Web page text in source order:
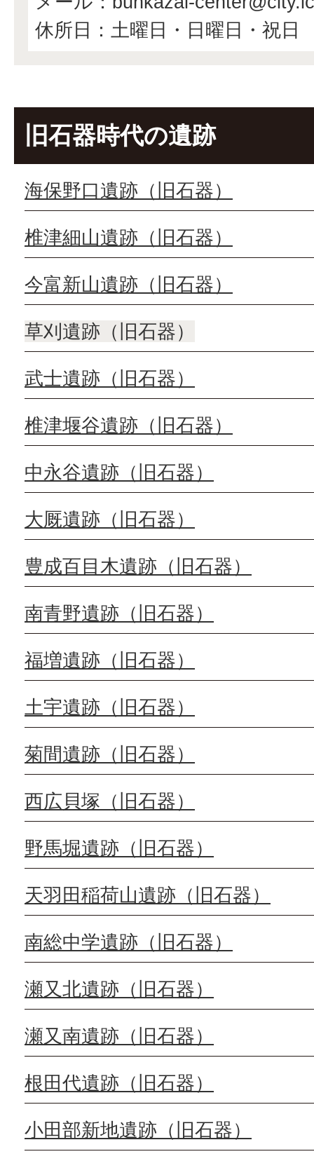
休所日：土曜日・日曜日・祝日
旧石器時代の遺跡
海保野口遺跡（旧石器）
椎津細山遺跡（旧石器）
今富新山遺跡（旧石器）
草刈遺跡（旧石器）
武士遺跡（旧石器）
椎津堰谷遺跡（旧石器）
中永谷遺跡（旧石器）
大厩遺跡（旧石器）
豊成百目木遺跡（旧石器）
南青野遺跡（旧石器）
福増遺跡（旧石器）
土宇遺跡（旧石器）
菊間遺跡（旧石器）
西広貝塚（旧石器）
野馬堀遺跡（旧石器）
天羽田稲荷山遺跡（旧石器）
南総中学遺跡（旧石器）
瀬又北遺跡（旧石器）
瀬又南遺跡（旧石器）
根田代遺跡（旧石器）
小田部新地遺跡（旧石器）